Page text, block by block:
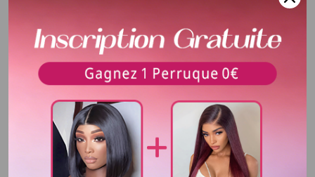
Style de cheveux comme indiqué sur la photo
Longeur de cheuveux comme indiqué sur la photo
Taille de Lace 13x4
Durée de livraison 2-4 jours